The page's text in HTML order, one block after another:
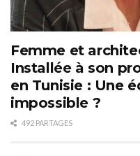
Femme et
Installée à son
en Tunisie : Une
impossible ?
492 PARTAGES